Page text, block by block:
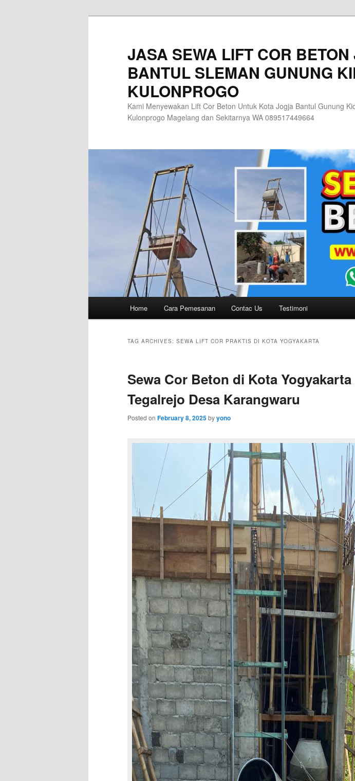
JASA SEWA LIFT COR
BANTUL SLEMAN GUNUNG
KULONPROGO
Kami Menyewakan Lift Cor Beton Untuk Kota Jogja Bantul Gunung
Kulonprogo Magelang dan Sekitarnya WA 089517449664
Home Cara Pemesanan Contac Us Testimoni
TAG ARCHIVES: SEWA LIFT COR PRAKTIS DI KOTA YOGYAKARTA
Sewa Cor Beton di Kota Yogyakarta
Tegalrejo Desa Karangwaru
Posted on February 8, 2025byyono